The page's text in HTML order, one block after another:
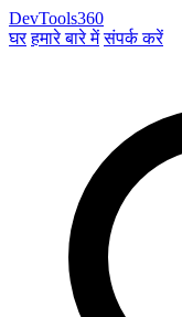
DevTools360
घर हमारे बारे में संपर्क करें